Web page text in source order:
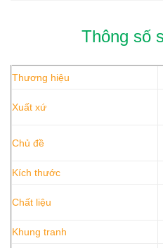
Thông số
Thương hiệu
Xuất xứ
Chủ đề
Kích thước
Chất liệu
Khung tranh